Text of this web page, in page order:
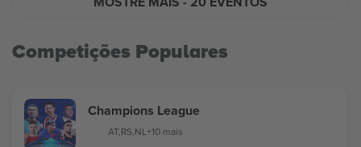
Competições Populares
Champions League
AT,RS,NL+10 mais